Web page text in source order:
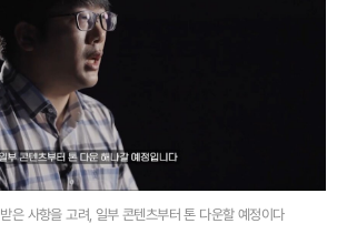
은 사항을 고려, 일부 콘텐츠부터 톤 다운할 예정이다